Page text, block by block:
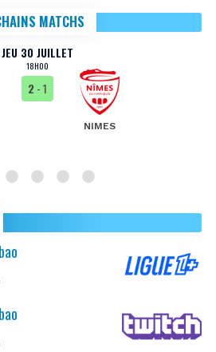
MATCHS
JEU 30 JUILLET
18H00
2 - 1
NIMES